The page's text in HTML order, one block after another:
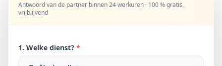
Antwoord van de partner binnen 24 werkuren · 100 % gratis,
vrijblijvend
1. Welke dienst? *